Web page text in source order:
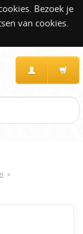
Bezoek je
van cookies.
»